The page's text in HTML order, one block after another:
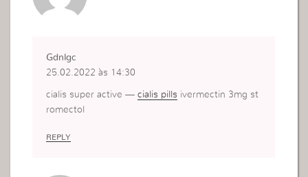
Gdnlgc
25.02.2022 às 14:30
cialis super active —cialis pills ivermectin 3mg st
romectol
REPLY